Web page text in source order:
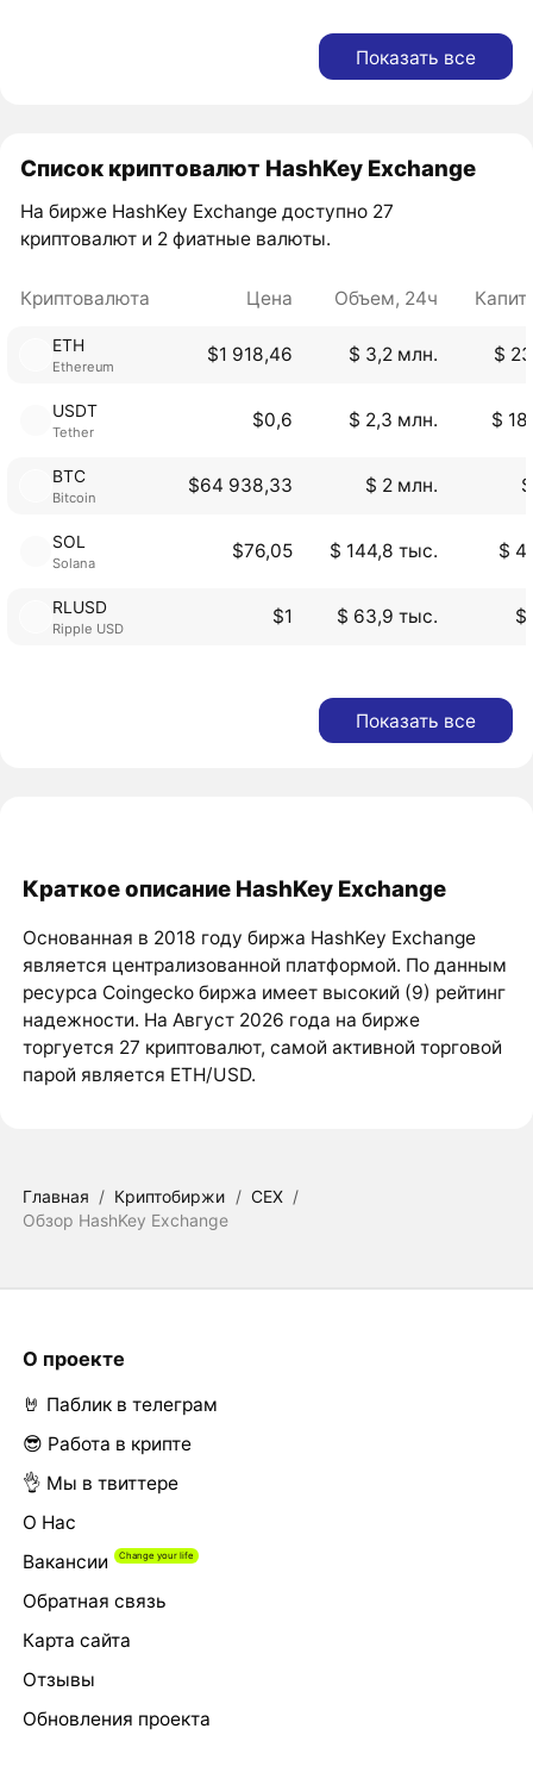
Показать все
Список криптовалют HashKey Exchange
На бирже HashKey Exchange доступно 27
криптовалют и 2 фиатные валюты.
Криптовалюта Цена Объем, 24ч
ETH
Ethereum
$1 918,46 $ 3,2 млн. $
USDT
Tether
$0,6 $ 2,3 млн. $
BTC
Bitcoin
$64 938,33 $ 2 млн.
SOL
Solana
$76,05 $ 144,8 тыс. $
RLUSD
Ripple USD
$1 $ 63,9 тыс. $
Показать все
Краткое описание HashKey Exchange
Основанная в 2018 году биржа HashKey Exchange
является централизованной платформой. По данным
ресурса Coingecko биржа имеет высокий (9) рейтинг
надежности. На Август 2026 года на бирже
торгуется 27 криптовалют, самой активной торговой
парой является ETH/USD.
Главная / Криптобиржи / CEX /
Обзор HashKey Exchange
О проекте
🤘 Паблик в телеграм
😎 Работа в крипте
👌 Мы в твиттере
О Нас
Вакансии
Обратная связь
Карта сайта
Отзывы
Обновления проекта